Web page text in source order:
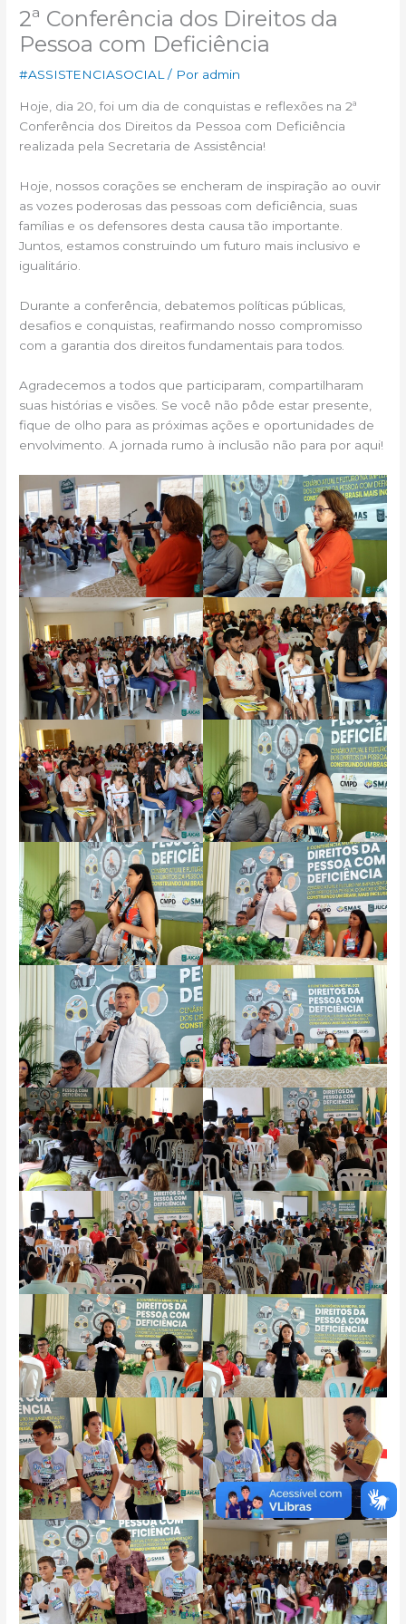
2ª Conferência dos Direitos da
Pessoa com Deficiência
#ASSISTENCIASOCIAL/ Por admin
Hoje, dia 20, foi um dia de conquistas e reflexões na 2ª
Conferência dos Direitos da Pessoa com Deficiência
realizada pela Secretaria de Assistência!
Hoje, nossos corações se encheram de inspiração ao ouvir
as vozes poderosas das pessoas com deficiência, suas
famílias e os defensores desta causa tão importante.
Juntos, estamos construindo um futuro mais inclusivo e
igualitário.
Durante a conferência, debatemos políticas públicas,
desafios e conquistas, reafirmando nosso compromisso
com a garantia dos direitos fundamentais para todos.
Agradecemos a todos que participaram, compartilharam
suas histórias e visões. Se você não pôde estar presente,
fique de olho para as próximas ações e oportunidades de
envolvimento. A jornada rumo à inclusão não para por aqui!